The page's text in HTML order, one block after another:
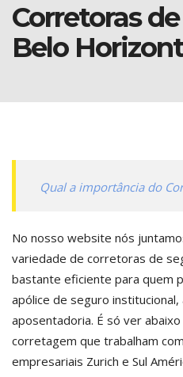
Corretoras
Belo
Qual a importância do
No nosso website nós
variedade de corretoras de
bastante eficiente para quem
apólice de seguro
aposentadoria. É só ver
corretagem que trabalham
empresariais Zurich e Sul